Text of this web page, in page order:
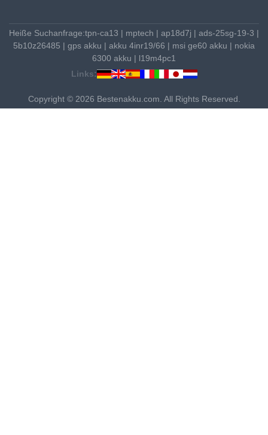
Heiße Suchanfrage:tpn-ca13 | mptech | ap18d7j | ads-25sg-19-3 |
5b10z26485 | gps akku | akku 4inr19/66 | msi ge60 akku | nokia
6300 akku | l19m4pc1
Links:
Copyright © 2026 Bestenakku.com. All Rights Reserved.